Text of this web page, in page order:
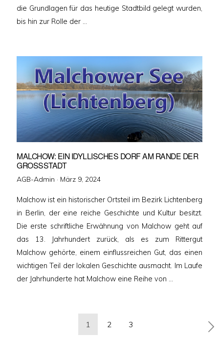
die Grundlagen für das heutige Stadtbild gelegt wurden,
bis hin zur Rolle der …
MALCHOW: EIN IDYLLISCHES DORF AM RANDE DER
GROSSSTADT
AGB-Admin · Veröffentlicht
März 9, 2024
Malchow ist ein historischer Ortsteil im Bezirk Lichtenberg
in Berlin, der eine reiche Geschichte und Kultur besitzt.
Die erste schriftliche Erwähnung von Malchow geht auf
das 13. Jahrhundert zurück, als es zum Rittergut
Malchow gehörte, einem einflussreichen Gut, das einen
wichtigen Teil der lokalen Geschichte ausmacht. Im Laufe
der Jahrhunderte hat Malchow eine Reihe von …
Seitennummerierung1 2 3